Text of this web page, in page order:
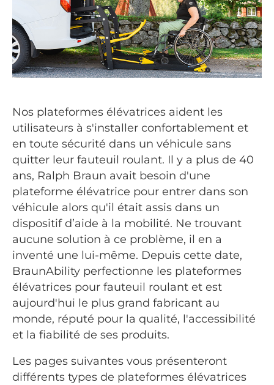
Nos plateformes élévatrices aident les
utilisateurs à s'installer confortablement et
en toute sécurité dans un véhicule sans
quitter leur fauteuil roulant. Il y a plus de 40
ans, Ralph Braun avait besoin d'une
plateforme élévatrice pour entrer dans son
véhicule alors qu'il était assis dans un
dispositif d’aide à la mobilité. Ne trouvant
aucune solution à ce problème, il en a
inventé une lui-même. Depuis cette date,
BraunAbility perfectionne les plateformes
élévatrices pour fauteuil roulant et est
aujourd'hui le plus grand fabricant au
monde, réputé pour la qualité, l'accessibilité
et la fiabilité de ses produits.
Les pages suivantes vous présenteront
différents types de plateformes élévatrices